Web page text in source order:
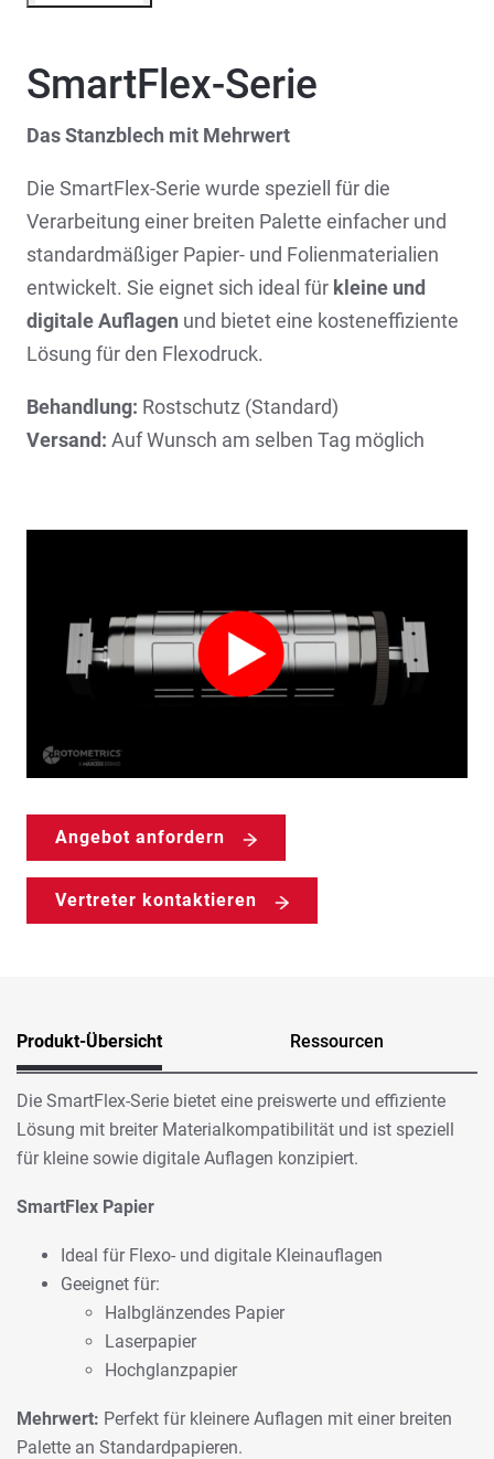
SmartFlex-Serie
Das Stanzblech mit Mehrwert
Die SmartFlex-Serie wurde speziell für die
Verarbeitung einer breiten Palette einfacher und
standardmäßiger Papier- und Folienmaterialien
entwickelt. Sie eignet sich ideal für kleine und
digitale Auflagen und bietet eine kosteneffiziente
Lösung für den Flexodruck.
Behandlung: Rostschutz (Standard)
Versand: Auf Wunsch am selben Tag möglich
Angebot anfordern
Vertreter kontaktieren
Produkt-Übersicht Ressourcen
Die SmartFlex-Serie bietet eine preiswerte und effiziente
Lösung mit breiter Materialkompatibilität und ist speziell
für kleine sowie digitale Auflagen konzipiert.
SmartFlex Papier
Ideal für Flexo- und digitale Kleinauflagen
Geeignet für:
Halbglänzendes Papier
Laserpapier
Hochglanzpapier
Mehrwert: Perfekt für kleinere Auflagen mit einer breiten
Palette an Standardpapieren.